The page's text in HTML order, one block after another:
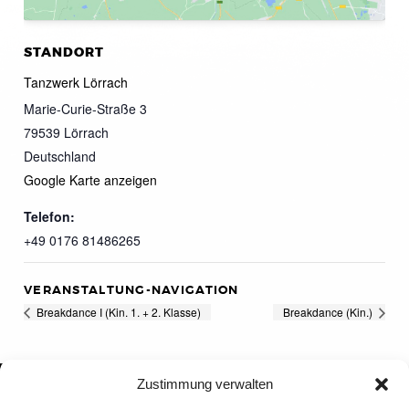
Zustimmung verwalten
STANDORT
Tanzwerk Lörrach
Marie-Curie-Straße 3
79539 Lörrach
Deutschland
Google Karte anzeigen
Telefon:
+49 0176 81486265
VERANSTALTUNG-NAVIGATION
Breakdance I (Kin. 1. + 2. Klasse) Breakdance (Kin.)